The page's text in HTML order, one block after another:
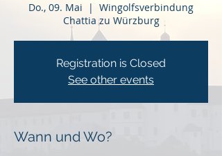
Do., 09. Mai
  |
Wingolfsverbindung
Chattia zu Würzburg
Registration is Closed
See other events
Wann und Wo?